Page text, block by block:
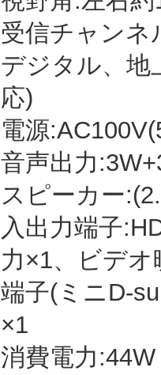
受信チャンネ
デジタル、地
応)
電源
音声出力
スピーカー
入出力端子
力×1、ビデ
端子(ミニD-
×1
消費電力:44W